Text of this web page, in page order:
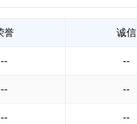
APP下载>
誉 诚信
-- --
-- --
-- --